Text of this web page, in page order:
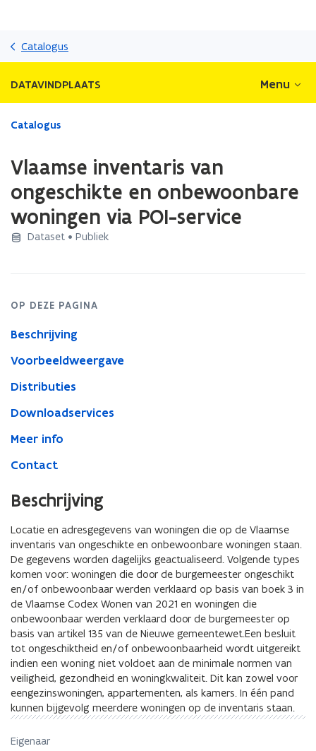
gaan
Catalogus
DATAVINDPLAATS Menu
Gedaan
zich
op:
Vlaamse
inventaris
onbewoonbare
via
service
Catalogus
Vlaamse inventaris van
ongeschikte en onbewoonbare
woningen via POI-service
Dataset • Publiek
OP DEZE PAGINA
Beschrijving
Voorbeeldweergave
Distributies
Downloadservices
Meer info
Contact
Beschrijving
Locatie en adresgegevens van woningen die op de Vlaamse
inventaris van ongeschikte en onbewoonbare woningen staan.
De gegevens worden dagelijks geactualiseerd. Volgende types
komen voor: woningen die door de burgemeester ongeschikt
en/of onbewoonbaar werden verklaard op basis van boek 3 in
de Vlaamse Codex Wonen van 2021 en woningen die
onbewoonbaar werden verklaard door de burgemeester op
basis van artikel 135 van de Nieuwe gemeentewet.Een besluit
tot ongeschiktheid en/of onbewoonbaarheid wordt uitgereikt
indien een woning niet voldoet aan de minimale normen van
veiligheid, gezondheid en woningkwaliteit. Dit kan zowel voor
eengezinswoningen, appartementen, als kamers. In één pand
kunnen bijgevolg meerdere woningen op de inventaris staan.
Eigenaar